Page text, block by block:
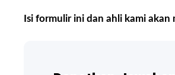
Isi formulir ini dan ahli kami